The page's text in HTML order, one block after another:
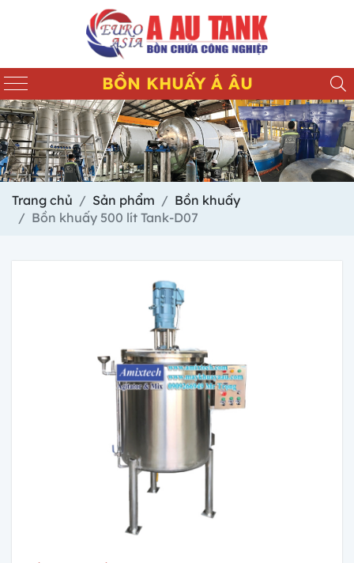
BỒN KHUẤY Á ÂU
Trang chủ Sản phẩm
Bồn khuấy
Bồn khuấy 500 lít Tank-D07